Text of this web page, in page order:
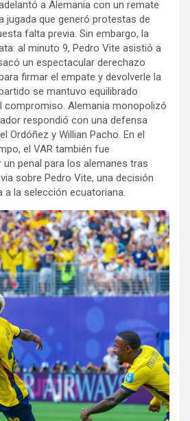
a Alemania con un remate
jugada que generó protestas de
falta previa. Sin embargo, la
al minuto 9, Pedro Vite asistió a
un espectacular derechazo
firmar el empate y devolverle la
se mantuvo equilibrado
compromiso. Alemania monopolizó
respondió con una defensa
Ordóñez y Willian Pacho. En el
el VAR también fue
penal para los alemanes tras
sobre Pedro Vite, una decisión
a la selección ecuatoriana.